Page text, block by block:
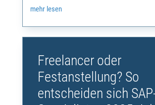
mehr lesen
Freelancer oder
Festanstellung? So
entscheiden sich